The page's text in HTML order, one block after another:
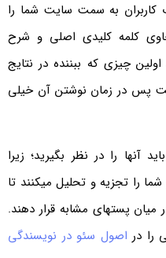
کاربران به سمت سایت شما را
کلمه کلیدی اصلی و شرح
چیزی که ببننده در نتایج
پس در زمان نوشتن آن خیلی
آن­ها را در نظر بگیرید؛ زیرا
را تجزیه و تحلیل می­کنند تا
پست­های مشابه قرار دهند.
را در اصول سئو در نویسندگی